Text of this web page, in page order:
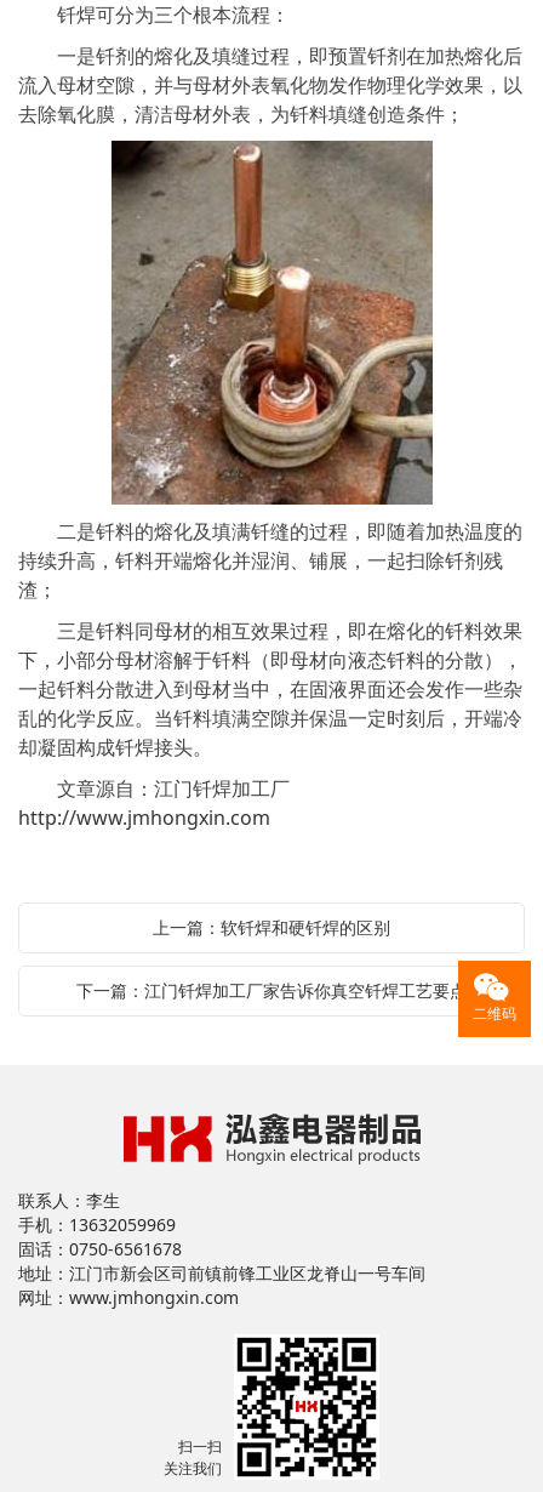
钎焊可分为三个根本流程：
一是钎剂的熔化及填缝过程，即预置钎剂在加热熔化后
流入母材空隙，并与母材外表氧化物发作物理化学效果，以
去除氧化膜，清洁母材外表，为钎料填缝创造条件；
二是钎料的熔化及填满钎缝的过程，即随着加热温度的
持续升高，钎料开端熔化并湿润、铺展，一起扫除钎剂残
渣；
三是钎料同母材的相互效果过程，即在熔化的钎料效果
下，小部分母材溶解于钎料（即母材向液态钎料的分散），
一起钎料分散进入到母材当中，在固液界面还会发作一些杂
乱的化学反应。当钎料填满空隙并保温一定时刻后，开端冷
却凝固构成钎焊接头。
文章源自：江门钎焊加工厂
http://www.jmhongxin.com
上一篇：软钎焊和硬钎焊的区别
下一篇：江门钎焊加工厂家告诉你真空钎焊工艺要点
联系人：李生
手机：13632059969
固话：0750-6561678
地址：江门市新会区司前镇前锋工业区龙脊山一号车间
网址： www.jmhongxin.com
扫一扫
关注我们
二维码